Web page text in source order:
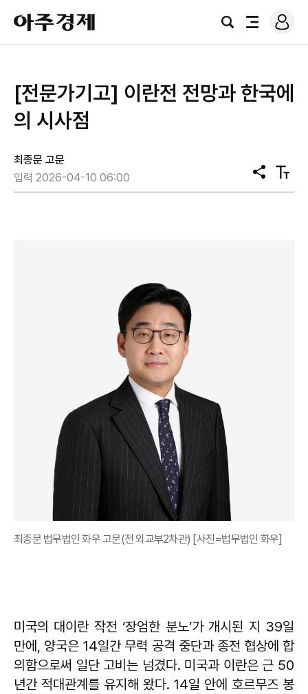
아
주
경
검
전
로
그
[전문가기고] 이란전 전망과 한국에
의 시사점
최종문 고문
입력 2026-04-10 06:00
공
유
텍
스
최종문 법무법인 화우 고문(전 외교부2차관) [사진=법무법인 화우]
미국의 대이란 작전 ‘장엄한 분노’가 개시된 지 39일
만에, 양국은 14일간 무력 공격 중단과 종전 협상에 합
의함으로써 일단 고비는 넘겼다. 미국과 이란은 근 50
년간 적대관계를 유지해 왔다. 14일 안에 호르무즈 봉